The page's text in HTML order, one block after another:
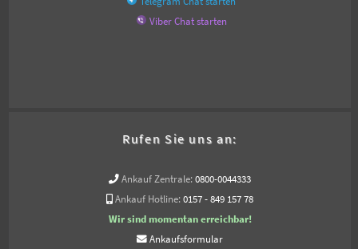
Viber Chat starten
Rufen Sie uns an:
Ankauf Zentrale: 0800-0044333
Ankauf Hotline: 0157 - 849 157 78
Wir sind momentan erreichbar!
Ankaufsformular